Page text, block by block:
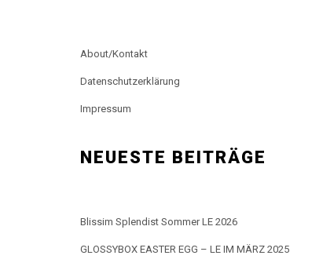
About/Kontakt
Datenschutzerklärung
Impressum
NEUESTE BEITRÄGE
Blissim Splendist Sommer LE 2026
GLOSSYBOX EASTER EGG – LE IM MÄRZ 2025